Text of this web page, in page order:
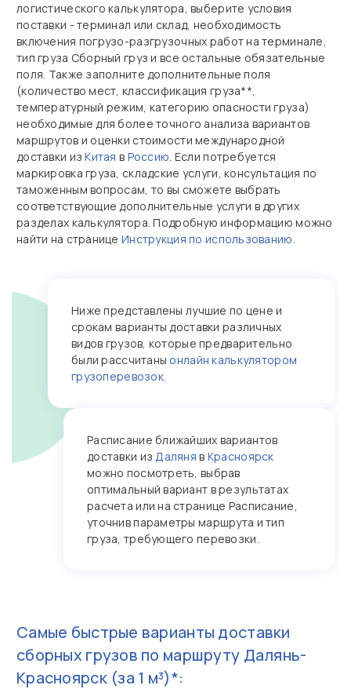
логистического калькулятора, выберите условия
поставки - терминал или склад, необходимость
включения погрузо-разгрузочных работ на терминале,
тип груза Сборный груз и все остальные обязательные
поля. Также заполните дополнительные поля
(количество мест, классификация груза**,
температурный режим, категорию опасности груза)
необходимые для более точного анализа вариантов
маршрутов и оценки стоимости международной
доставки изКитая в Россию. Если потребуется
маркировка груза, складские услуги, консультация по
таможенным вопросам, то вы сможете выбрать
соответствующие дополнительные услуги в других
разделах калькулятора. Подробную информацию можно
найти на страницеИнструкция по использованию.
Ниже представлены лучшие по цене и
срокам варианты доставки различных
видов грузов, которые предварительно
были рассчитаны онлайн калькулятором
грузоперевозок.
Расписание ближайших вариантов
доставки изДаляня в Красноярск
можно посмотреть, выбрав
оптимальный вариант в результатах
расчета или на странице Расписание,
уточнив параметры маршрута и тип
груза, требующего перевозки.
Самые быстрые варианты доставки
сборных грузов по маршруту Далянь-
Красноярск(за 1 м³)*: